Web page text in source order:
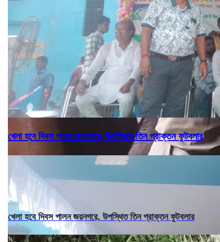
খেলা হবে দিবস পালন জয়নগরে, উপস্থিত তিন প্রাক্তন ফুটবলার
খেলা হবে দিবস পালন জয়নগরে, উপস্থিত তিন প্রাক্তন ফুটবলার